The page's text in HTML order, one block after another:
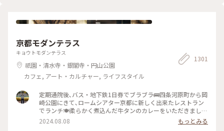
倉 #小町通り
京都モダンテラス
キョウトモダンテラス
祇園・清水寺・銀閣寺・円山公園
カフェ, アート・カルチャー, ライフスタイル
1301
定期通院後､バス・地下鉄1日券でブラブラ🚌四条河原町から岡
崎公園にきて､ロームシアター京都に新しく出来たレストラン
でランチ🍽️柔らかく煮込んだ牛タンのカレーをいただきました
🍛 #グルメ #ランチ #カレー
2024.08.08
もっとみる